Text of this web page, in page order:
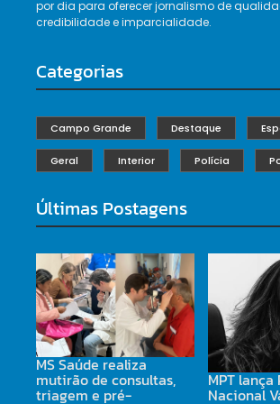
por dia para oferecer jornalismo de
credibilidade e imparcialidade.
Categorias
Campo Grande Destaque
Geral Interior Polícia
Últimas Postagens
MS Saúde realiza
mutirão de consultas,
triagem e pré-
MPT
Nacional